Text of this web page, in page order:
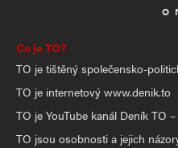
O
Co je TO?
TO je tištěný společensko-
TO je internetový www.denik.to
TO je YouTube kanál Deník TO –
TO jsou osobnosti a jejich